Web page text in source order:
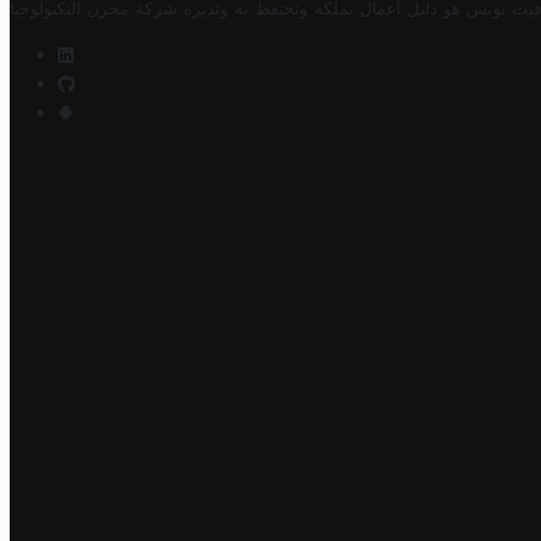
تونس هو دليل أعمال تملكه وتحتفظ به وتديره شركة مخزن التكنولوجيا